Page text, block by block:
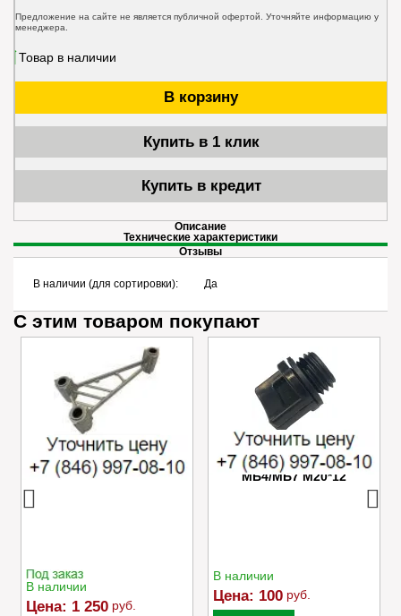
Предложение на сайте не является публичной офертой. Уточняйте информацию у
менеджера.
Товар в наличии
В корзину
Купить в 1 клик
Купить в кредит
Описание
Технические характеристики
Отзывы
В наличии (для сортировки): Да
С этим товаром покупают
Успокоитель цепи
Caiman VARIO
В наличии
Цена: 1 250 руб.
Пробка маслозаливного
отверстия редуктора
МБ4/МБ7 M20*12
В наличии
Цена: 100 руб.